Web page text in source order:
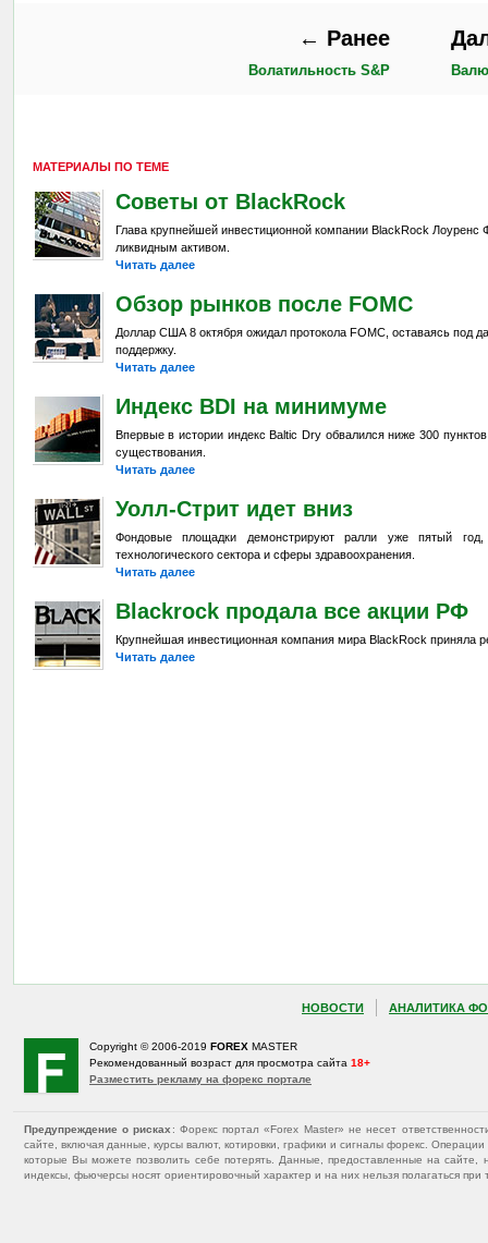
← Ранее
Волатильность S&P
МАТЕРИАЛЫ ПО ТЕМЕ
Советы от BlackRock
Глава крупнейшей инвестиционной компании BlackRock Лоуренс
ликвидным активом.
Читать далее
Обзор рынков после FOMC
Доллар США 8 октября ожидал протокола FOMC, оставаясь под
поддержку.
Читать далее
Индекс BDI на минимуме
Впервые в истории индекс Baltic Dry обвалился ниже 300
существования.
Читать далее
Уолл-Стрит идет вниз
Фондовые площадки демонстрируют ралли уже пятый
технологического сектора и сферы здравоохранения.
Читать далее
Blackrock продала все акции РФ
Крупнейшая инвестиционная компания мира BlackRock приняла
Читать далее
НОВОСТИ АНАЛИТИКА
Copyright © 2006-2019 FOREX MASTER
Рекомендованный возраст для просмотра сайта 18+
Разместить рекламу на форекс портале
Предупреждение о рисках : Форекс портал «Forex Master» не несет
сайте, включая данные, курсы валют, котировки, графики и сигналы форекс.
которые Вы можете позволить себе потерять. Данные, предоставленные на
индексы, фьючерсы носят ориентировочный характер и на них нельзя полагаться при